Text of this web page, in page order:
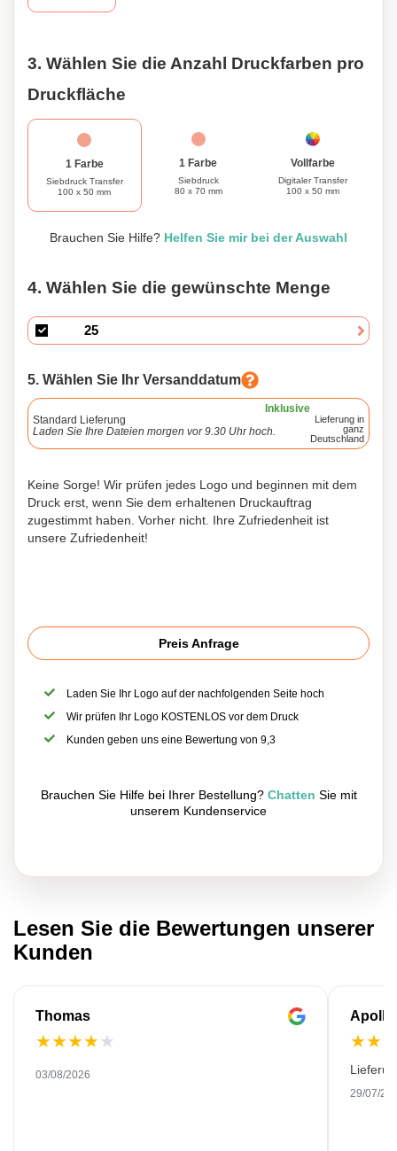
Kupferakzente und Zierdetails, strahlt eine moderne und
haben die Möglichkeit, ihn nach Ihren Wünschen
anzupassen, sodass er Ihren einzigartigen Stil und Ihre
Komforts, der Funktionalität und der Eleganz mit unserem
professionellen Laptop-Rucksack.
3. Wählen Sie die Anzahl Druckfarben pro
Druckfläche
1 Farbe
Siebdruck Transfer
100 x 50 mm
1 Farbe
Siebdruck
80 x 70 mm
Vollfarbe
Digitaler Transfer
100 x 50 mm
Brauchen Sie Hilfe? Helfen Sie mir bei der Auswahl
4. Wählen Sie die gewünschte Menge
5. Wählen Sie Ihr Versanddatum
Inklusive
Standard Lieferung
Laden Sie Ihre Dateien morgen vor 9.30 Uhr hoch.
Lieferung in
ganz
Deutschland
Keine Sorge! Wir prüfen jedes Logo und beginnen mit dem
Druck erst, wenn Sie dem erhaltenen Druckauftrag
zugestimmt haben. Vorher nicht. Ihre Zufriedenheit ist
unsere Zufriedenheit!
Preis Anfrage
Laden Sie Ihr Logo auf der nachfolgenden Seite hoch
Wir prüfen Ihr Logo KOSTENLOS vor dem Druck
Kunden geben uns eine Bewertung von 9,3
Brauchen Sie Hilfe bei Ihrer Bestellung? Chatten Sie mit
unserem Kundenservice
Lesen Sie die Bewertungen unserer
Kunden
Thomas
★★★★★
03/08/2026
★★
29/07/